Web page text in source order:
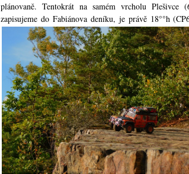
plánovaně. Tentokrát na samém vrcholu Plešivce
zapisujeme do Fabiánova deníku, je právě 18°°h